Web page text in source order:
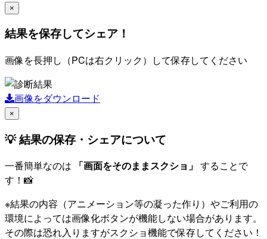
×
結果を保存してシェア！
画像を長押し（PCは右クリック）して保存してください
画像をダウンロード
×
💡 結果の保存・シェアについて
一番簡単なのは 「画面をそのままスクショ」 することで
す！📸
※結果の内容（アニメーション等の凝った作り）やご利用の
環境によっては画像化ボタンが機能しない場合があります。
その際は恐れ入りますがスクショ機能で保存してください！